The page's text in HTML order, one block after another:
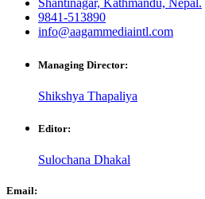
Shantinagar, Kathmandu, Nepal.
9841-513890
info@aagammediaintl.com
Managing Director:
Shikshya Thapaliya
Editor:
Sulochana Dhakal
Email: